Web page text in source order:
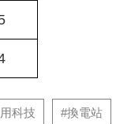
科技 #換電站